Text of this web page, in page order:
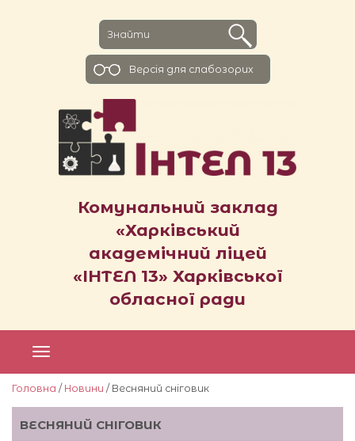
Комунальний заклад
«Харківський
академічний ліцей
«ІНТЕЛ 13» Харківської
обласної ради
Версiя для слабозорих
Головна / Новини / Весняний сніговик
ВЕСНЯНИЙ СНІГОВИК